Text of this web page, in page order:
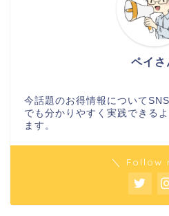
ペイさ
今話題のお得情報について
でも分かりやすく実践できる
ます。
＼ Follow